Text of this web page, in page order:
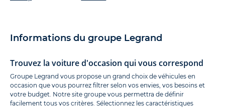
Informations du groupe Legrand
Trouvez la voiture d'occasion qui vous correspond
Groupe Legrand vous propose un grand choix de véhicules en
occasion que vous pourrez filtrer selon vos envies, vos besoins et
votre budget. Notre site groupe vous permettra de définir
facilement tous vos critères. Sélectionnez les caractéristiques